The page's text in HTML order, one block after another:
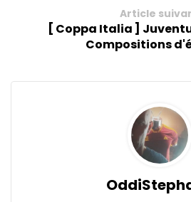
Article
[ Coppa Italia ]
Compositions